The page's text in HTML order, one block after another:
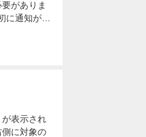
がありま
に通知が開
表示され
側に対象の